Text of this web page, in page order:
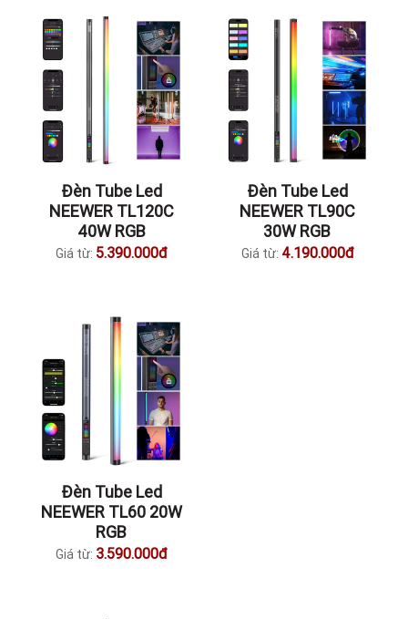
Đèn Tube Led
NEEWER TL120C
40W RGB
Giá từ: 5.390.000đ
Đèn Tube Led
NEEWER TL90C
30W RGB
Giá từ: 4.190.000đ
Đèn Tube Led
NEEWER TL60 20W
RGB
Giá từ: 3.590.000đ